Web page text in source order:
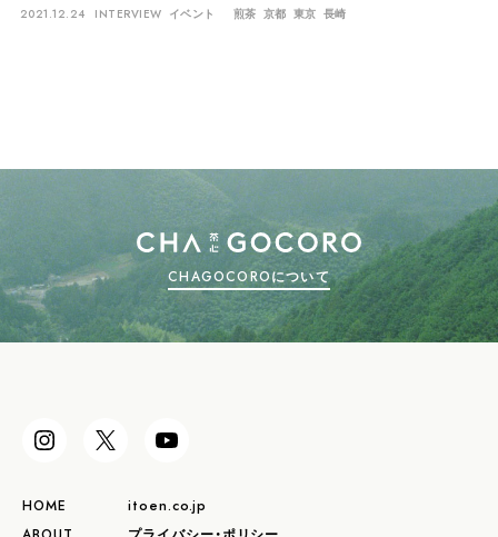
2021.12.24 INTERVIEW イベント 煎茶 京都 東京 長崎
CHAGOCOROについて
HOME
itoen.co.jp